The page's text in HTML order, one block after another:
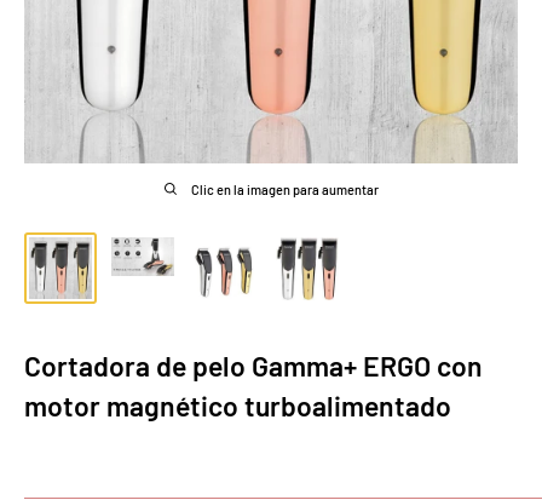
Clic en la imagen para aumentar
Cortadora de pelo Gamma+ ERGO con
motor magnético turboalimentado